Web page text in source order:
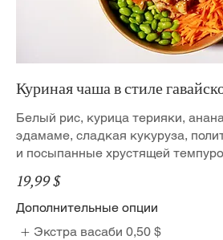
Куриная чаша в стиле
Белый рис, курица терияки,
эдамаме, сладкая кукуруза,
и посыпанные хрустящей
19,99 $
Дополнительные опции
Экстра васаби 0,50 $